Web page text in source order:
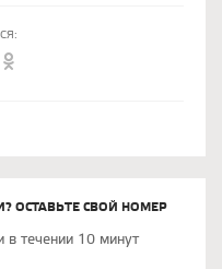
ОСТАВЬТЕ СВОЙ НОМЕР
течении 10 минут